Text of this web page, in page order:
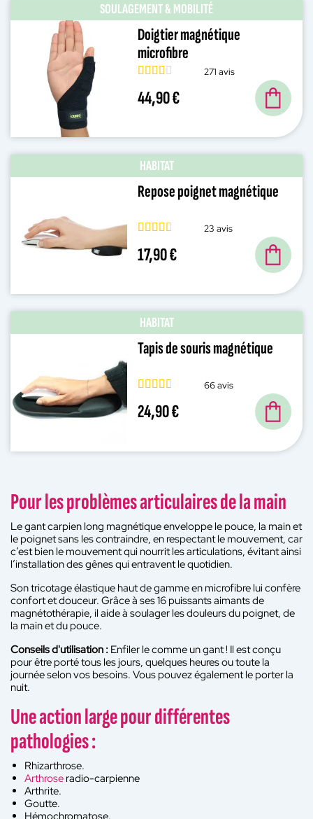
SOULAGEMENT & MOBILITÉ
Doigtier magnétique
microfibre
271 avis
44,90 €
HABITAT
Repose poignet magnétique
23 avis
17,90 €
HABITAT
Tapis de souris magnétique
66 avis
24,90 €
Pour les problèmes articulaires de la main
Le gant carpien long magnétique enveloppe le pouce, la main et
le poignet sans les contraindre, en respectant le mouvement, car
c’est bien le mouvement qui nourrit les articulations, évitant ainsi
l’installation des gênes qui entravent le quotidien.
Son tricotage élastique haut de gamme en microfibre lui confère
confort et douceur. Grâce à ses 16 puissants aimants de
magnétothérapie, il aide à soulager les douleurs du poignet, de
la main et du pouce.
Conseils d'utilisation : Enfiler le comme un gant ! Il est conçu
pour être porté tous les jours, quelques heures ou toute la
journée selon vos besoins. Vous pouvez également le porter la
nuit.
Une action large pour différentes
pathologies :
Rhizarthrose.
Arthrose radio-carpienne
Arthrite.
Goutte.
Hémochromatose.